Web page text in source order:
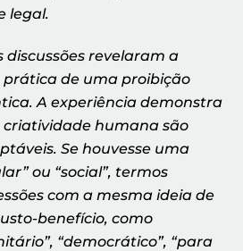
legal.
discussões revelaram a
prática de uma proibição
A experiência demonstra
criatividade humana são
Se houvesse uma
ou “social”, termos
com a mesma ideia de
benefício, como
“democrático”, “para